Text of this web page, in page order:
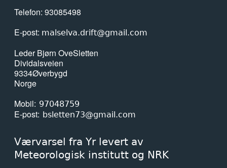
Telefon: 93085498
E-post: malselva.drift@gmail.com
Leder Bjørn OveSletten
Dividalsveien
9334Øverbygd
Norge
Mobil
97048759
E-post bsletten73@gmail.com
Værvarsel fra Yr levert av
Meteorologisk institutt og NRK